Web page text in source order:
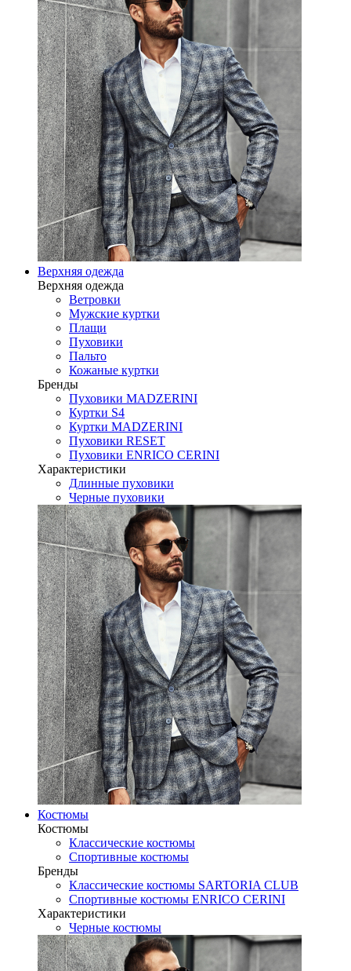
Верхняя одежда
Верхняя одежда
Ветровки
Мужские куртки
Плащи
Пуховики
Пальто
Кожаные куртки
Бренды
Пуховики MADZERINI
Куртки S4
Куртки MADZERINI
Пуховики RESET
Пуховики ENRICO CERINI
Характеристики
Длинные пуховики
Черные пуховики
Костюмы
Костюмы
Классические костюмы
Спортивные костюмы
Бренды
Классические костюмы SARTORIA CLUB
Спортивные костюмы ENRICO CERINI
Характеристики
Черные костюмы